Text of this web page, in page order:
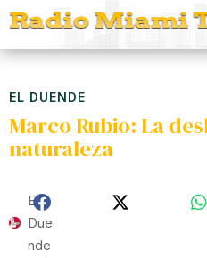
EL DUENDE
Marco Rubio: La
naturaleza
El
Due
Nde